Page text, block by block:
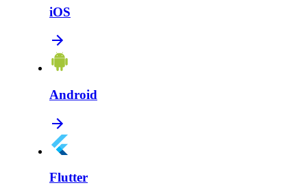
iOS
Android
Flutter